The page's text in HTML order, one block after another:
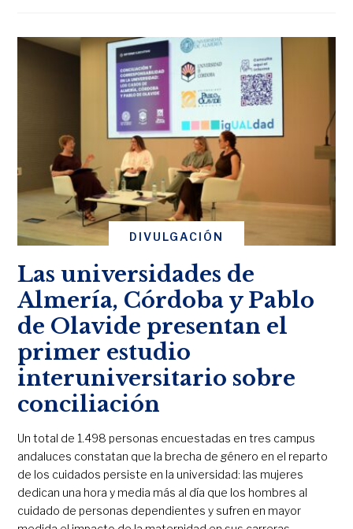
DIVULGACIÓN
Las universidades de
Almería, Córdoba y Pablo
de Olavide presentan el
primer estudio
interuniversitario sobre
conciliación
Un total de 1.498 personas encuestadas en tres campus
andaluces constatan que la brecha de género en el reparto
de los cuidados persiste en la universidad: las mujeres
dedican una hora y media más al día que los hombres al
cuidado de personas dependientes y sufren en mayor